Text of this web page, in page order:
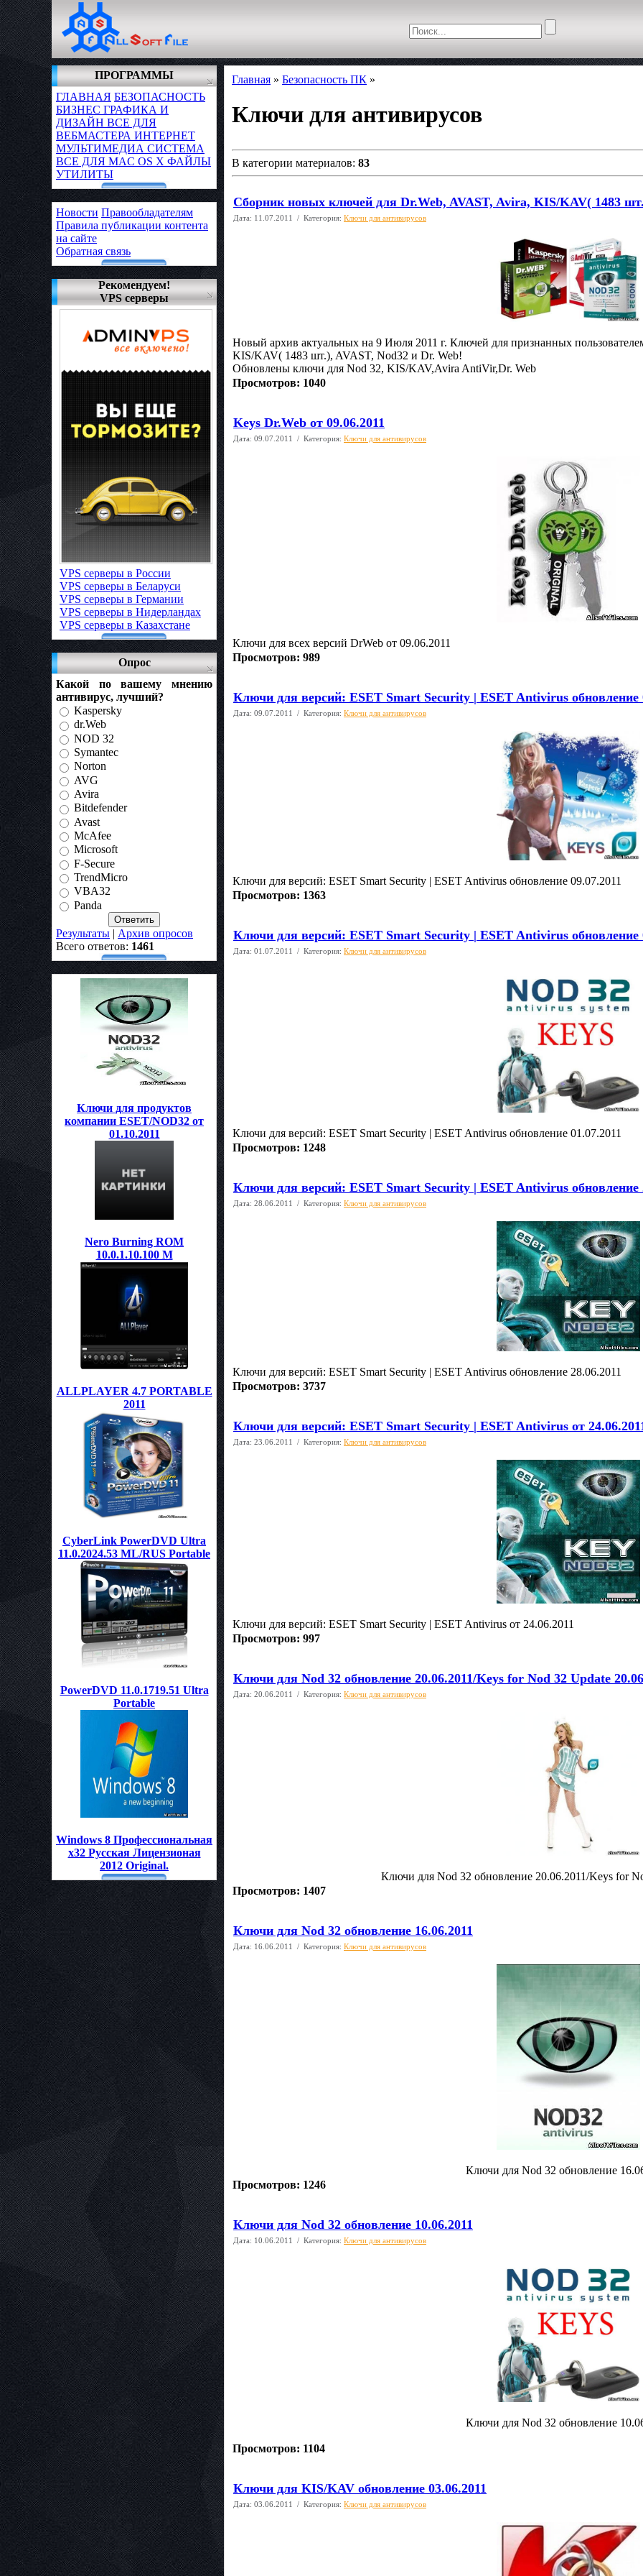
ПРОГРАММЫ
ГЛАВНАЯ БЕЗОПАСНОСТЬ
БИЗНЕС ГРАФИКА И
ДИЗАЙН ВСЕ ДЛЯ
ВЕБМАСТЕРА ИНТЕРНЕТ
МУЛЬТИМЕДИА СИСТЕМА
ВСЕ ДЛЯ MAC OS X ФАЙЛЫ
УТИЛИТЫ
Новости Правообладателям
Правила публикации контента
на сайте
Обратная связь
Рекомендуем!
VPS серверы
VPS серверы в России
VPS серверы в Беларуси
VPS серверы в Германии
VPS серверы в Нидерландах
VPS серверы в Казахстане
Опрос
Какой по вашему мнению
антивирус, лучший?
Kaspersky
dr.Web
NOD 32
Symantec
Norton
AVG
Avira
Bitdefender
Avast
McAfee
Microsoft
F-Secure
TrendMicro
VBA32
Panda
Результаты | Архив опросов
Всего ответов: 1461
Ключи для продуктов
компании ESET/NOD32 от
01.10.2011
Nero Burning ROM
10.0.1.10.100 M
ALLPLAYER 4.7 PORTABLE
2011
CyberLink PowerDVD Ultra
11.0.2024.53 ML/RUS Portable
PowerDVD 11.0.1719.51 Ultra
Portable
Windows 8 Профессиональная
x32 Руcская Лицензионая
2012 Original.
Главная » Безопасность ПК »
Ключи для антивирусов
В категории материалов: 83
Сборник новых ключей для Dr.Web, AVAST, Avira, KIS/KAV( 1483
Дата: 11.07.2011 / Категория: Ключи для антивирусов
Новый архив актуальных на 9 Июля 2011 г. Ключей для признанных
KIS/KAV( 1483 шт.), AVAST, Nod32 и Dr. Web!
Обновлены ключи для Nod 32, KIS/KAV,Avira AntiVir,Dr. Web
Просмотров: 1040
Keys Dr.Web от 09.06.2011
Дата: 09.07.2011 / Категория: Ключи для антивирусов
Ключи для всех версий DrWeb от 09.06.2011
Просмотров: 989
Ключи для версий: ESET Smart Security | ESET Antivirus обновление
Дата: 09.07.2011 / Категория: Ключи для антивирусов
Ключи для версий: ESET Smart Security | ESET Antivirus обновление 09.07.2011
Просмотров: 1363
Ключи для версий: ESET Smart Security | ESET Antivirus обновление
Дата: 01.07.2011 / Категория: Ключи для антивирусов
Ключи для версий: ESET Smart Security | ESET Antivirus обновление 01.07.2011
Просмотров: 1248
Ключи для версий: ESET Smart Security | ESET Antivirus обновление
Дата: 28.06.2011 / Категория: Ключи для антивирусов
Ключи для версий: ESET Smart Security | ESET Antivirus обновление 28.06.2011
Просмотров: 3737
Ключи для версий: ESET Smart Security | ESET Antivirus от
Дата: 23.06.2011 / Категория: Ключи для антивирусов
Ключи для версий: ESET Smart Security | ESET Antivirus от 24.06.2011
Просмотров: 997
Ключи для Nod 32 обновление 20.06.2011/Keys for Nod 32 Update
Дата: 20.06.2011 / Категория: Ключи для антивирусов
Ключи для Nod 32 обновление 20.06.2011/Keys for
Просмотров: 1407
Ключи для Nod 32 обновление 16.06.2011
Дата: 16.06.2011 / Категория: Ключи для антивирусов
Ключи для Nod 32 обновление
Просмотров: 1246
Ключи для Nod 32 обновление 10.06.2011
Дата: 10.06.2011 / Категория: Ключи для антивирусов
Ключи для Nod 32 обновление
Просмотров: 1104
Ключи для KIS/KAV обновление 03.06.2011
Дата: 03.06.2011 / Категория: Ключи для антивирусов